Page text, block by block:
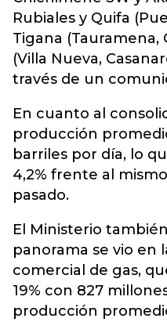
Rubiales y Quifa
Tigana (Tauramena,
(Villa Nueva,
través de un
En cuanto al
producción
barriles por día, lo
4,2% frente al
pasado.
El Ministerio
panorama se vio en
comercial de gas,
19% con 827
producción